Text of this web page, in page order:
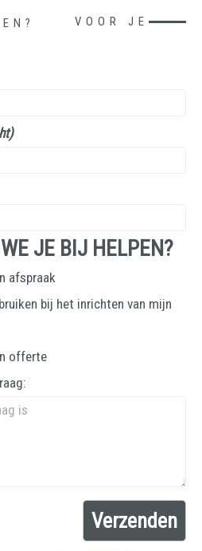
VOOR JE DOEN?
JE BIJ HELPEN?
afspraak
bij het inrichten van mijn
offerte